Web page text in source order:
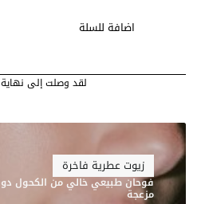
اضافة للسلة
لقد وصلت إلى نهاية
زيوت عطرية فاخرة
فوحان طبيعي خالي من الكحول
مزعجة